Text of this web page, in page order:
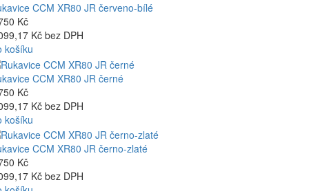
CCM XR80 JR červeno-bílé
Kč
Kč bez DPH
košíku
CCM XR80 JR černé
Kč
Kč bez DPH
košíku
CCM XR80 JR černo-zlaté
Kč
Kč bez DPH